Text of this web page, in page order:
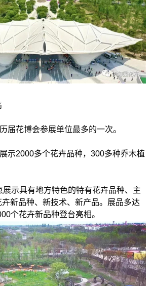
届花博会参展单位最多的一次。
示2000多个花卉品种，300多种乔木植
示具有地方特色的特有花卉品种、主
新品种、新技术、新产品。展品多达
个花卉新品种登台亮相。